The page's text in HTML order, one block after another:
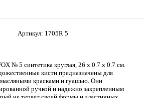
Артикул: 1705R 5
№ 5 синтетика круглая, 26 х 0.7 х 0.7 см.
кисти предназначены для
красками и гуашью. Они
ручкой и надежно закрепленным